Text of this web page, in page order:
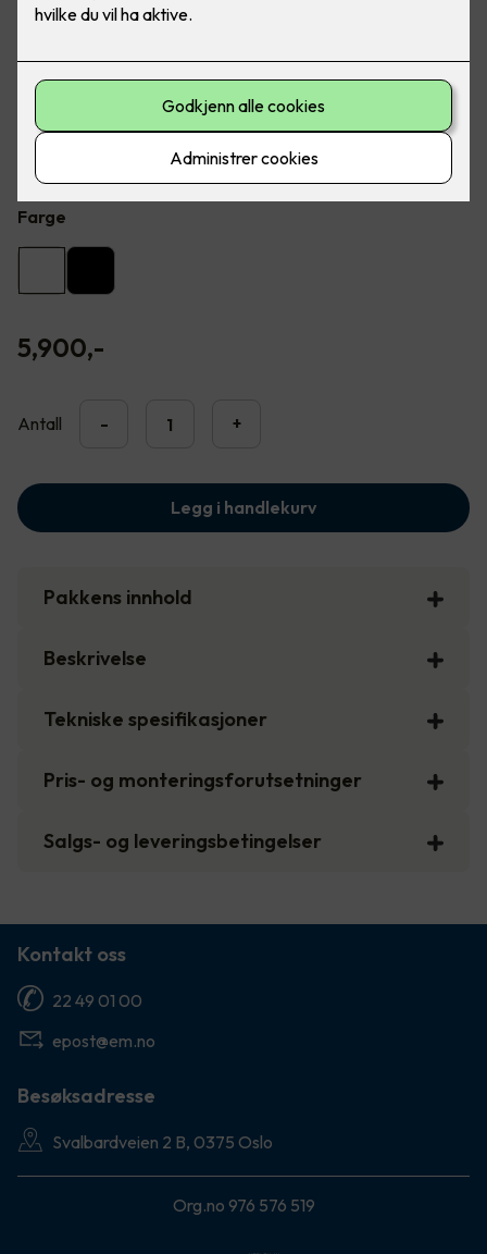
Ferdig montert - Junistar ECO 2700 m/ LED
Flott LED downlight med 42 graders spredning og 30
graders vipp i to retninger til innendørs bruke, inkl. LED
dimmer. Inkludert montering.
Farge
5,900,-
Antall - +
Legg i handlekurv
Pakkens innhold
Beskrivelse
Tekniske spesifikasjoner
Pris- og monteringsforutsetninger
Salgs- og leveringsbetingelser
Kontakt oss
22 49 01 00
epost@em.no
Besøksadresse
Svalbardveien 2 B, 0375 Oslo
Org.no 976 576 519